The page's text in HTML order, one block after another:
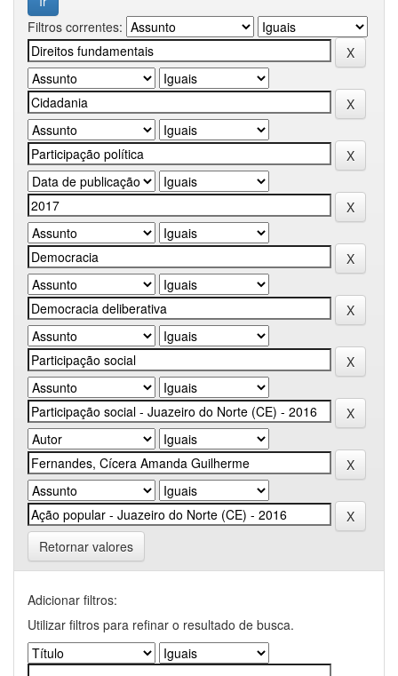
Filtros correntes:
Retornar valores
Adicionar filtros:
Utilizar filtros para refinar o resultado de busca.